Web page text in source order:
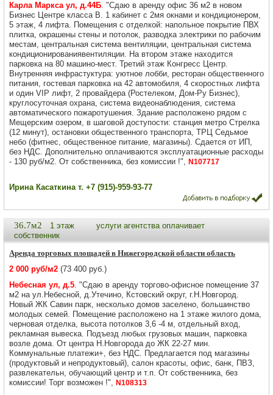
Карла Маркса ул, д.44Б. "Сдаю в аренду офис 36 м2 в новом
Бизнес Центре класса В. 1 кабинет с 2мя окнами и кондиционером,
5 этаж, 4 лифта. Помещения с отделкой: напольное покрытие ПВХ
плитка, окрашены стены и потолок, разводка электрики по рабочим
местам, центральная система вентиляции, центральная система
кондиционированиявентиляции. На втором этаже находится
парковка на 80 машино-мест. Третий этаж Конгресс Центр.
Внутренняя инфрастуктура: уютное лобби, ресторан общественного
питания, гостевая парковка на 42 автомобиля, 4 скоростных лифта
и один VIP лифт, 2 провайдера (Ростелеком, Дом-Ру Бизнес),
круглосуточная охрана, система видеонаблюдения, система
автоматического пожаротушения. Здание расположено рядом с
Мещерским озером, в шаговой доступости: станция метро Стрелка
(12 минут), остановки общественного транспорта, ТРЦ Седьмое
небо (фитнес, общественное питание, магазины). Сдается от ИП,
без НДС. Дополнительно оплачиваются эксплуатационные расходы
- 130 руб/м2. От собственника, без комиссии !", N107717
Ирина Касаткина т. +7 (915)-959-93-77
36.7м2 1 этаж
услуги агентства оплачивает
собственник
Аренда торговых площадей в Нижегородской области область
2 000 руб/м2 (73 400 руб.)
Небесная ул, д.5. "Сдаю в аренду торгово-офисное помещение 37
м2 на ул.Небесной, д.Утечино, Кстовский округ, г.Н.Новгород.
Новый ЖК Савин парк, несколько домов заселено, большинство
молодых семей. Помещение расположено на 1 этаже жилого дома,
черновая отделка, высота потолков 3,6 -4 м, отдельный вход,
рекламная вывеска. Подъезд любых грузовых машин, парковка
возле дома. От центра Н.Новгорода до ЖК 22-27 мин.
Коммунальные платежи+, без НДС. Предлагается под магазины
(продуктовый и непродуктовый), салон красоты, офис, банк, ПВЗ,
развлекательн, обучающий центр и т.п. От собственника, без
комиссии! Торг возможен !", N108313